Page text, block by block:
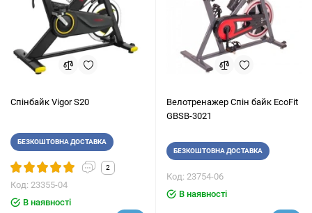
Спінбайк Vigor S20
БЕЗКОШТОВНА ДОСТАВКА
2
Код: 23355-04
В наявності
Велотренажер Спін байк EcoFit
GBSB-3021
БЕЗКОШТОВНА ДОСТАВКА
Код: 23754-06
В наявності